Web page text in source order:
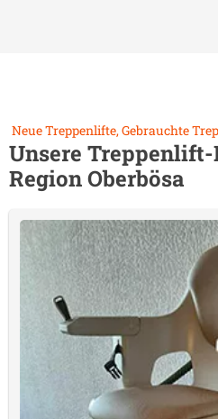
Neue Treppenlifte, Gebrauchte
Unsere
RegionOberbösa